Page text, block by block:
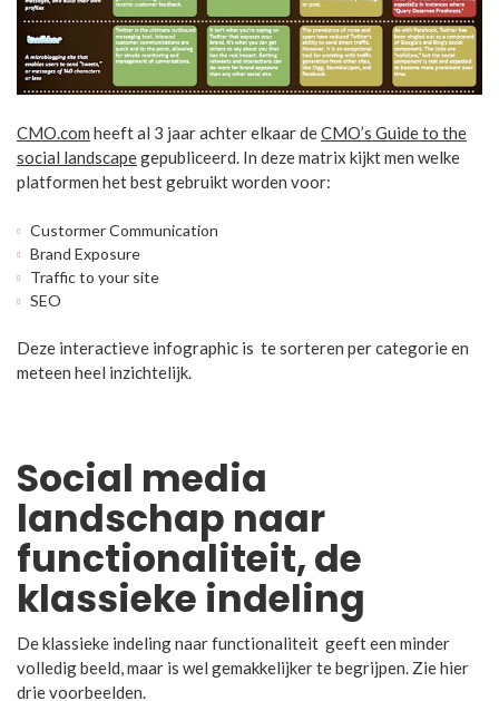
CMO.com heeft al 3 jaar achter elkaar deCMO’s Guide to the
social landscapegepubliceerd. In deze matrix kijkt men welke
platformen het best gebruikt worden voor:
Custormer Communication
Brand Exposure
Traffic to your site
SEO
Deze interactieve infographic is te sorteren per categorie en
meteen heel inzichtelijk.
Social media
landschap naar
functionaliteit, de
klassieke indeling
De klassieke indeling naar functionaliteit geeft een minder
volledig beeld, maar is wel gemakkelijker te begrijpen. Zie hier
drie voorbeelden.